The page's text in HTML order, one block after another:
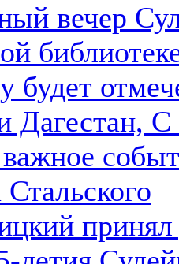
вечер
будет
Дагестан,
принял